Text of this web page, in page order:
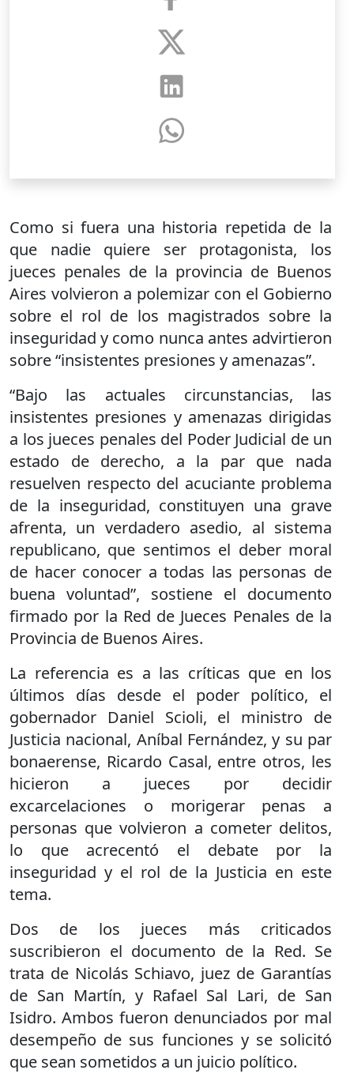
Como si fuera una historia repetida de la
que nadie quiere ser protagonista, los
jueces penales de la provincia de Buenos
Aires volvieron a polemizar con el Gobierno
sobre el rol de los magistrados sobre la
inseguridad y como nunca antes advirtieron
sobre “insistentes presiones y amenazas”.
“Bajo las actuales circunstancias, las
insistentes presiones y amenazas dirigidas
a los jueces penales del Poder Judicial de un
estado de derecho, a la par que nada
resuelven respecto del acuciante problema
de la inseguridad, constituyen una grave
afrenta, un verdadero asedio, al sistema
republicano, que sentimos el deber moral
de hacer conocer a todas las personas de
buena voluntad”, sostiene el documento
firmado por la Red de Jueces Penales de la
Provincia de Buenos Aires.
La referencia es a las críticas que en los
últimos días desde el poder político, el
gobernador Daniel Scioli, el ministro de
Justicia nacional, Aníbal Fernández, y su par
bonaerense, Ricardo Casal, entre otros, les
hicieron a jueces por decidir
excarcelaciones o morigerar penas a
personas que volvieron a cometer delitos,
lo que acrecentó el debate por la
inseguridad y el rol de la Justicia en este
tema.
Dos de los jueces más criticados
suscribieron el documento de la Red. Se
trata de Nicolás Schiavo, juez de Garantías
de San Martín, y Rafael Sal Lari, de San
Isidro. Ambos fueron denunciados por mal
desempeño de sus funciones y se solicitó
que sean sometidos a un juicio político.